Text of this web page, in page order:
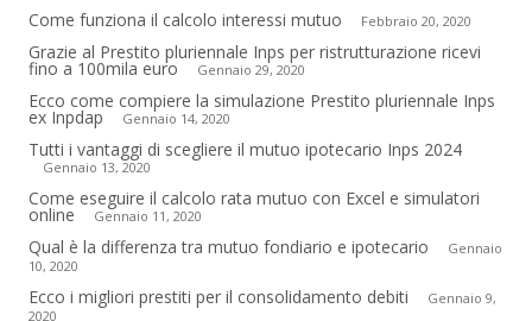
Come funziona il calcolo interessi mutuo Febbraio 20, 2020
Grazie al Prestito pluriennale Inps per ristrutturazione ricevi
fino a 100mila euro Gennaio 29, 2020
Ecco come compiere la simulazione Prestito pluriennale Inps
ex Inpdap Gennaio 14, 2020
Tutti i vantaggi di scegliere il mutuo ipotecario Inps 2024
Gennaio 13, 2020
Come eseguire il calcolo rata mutuo con Excel e simulatori
online Gennaio 11, 2020
Qual è la differenza tra mutuo fondiario e ipotecario
Gennaio
10, 2020
Ecco i migliori prestiti per il consolidamento debiti
Gennaio 9,
2020